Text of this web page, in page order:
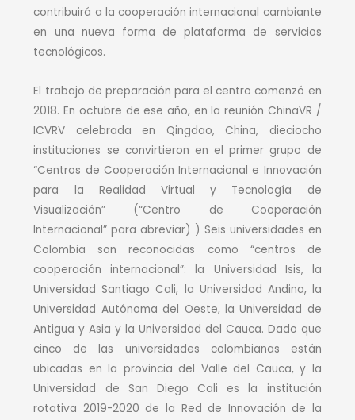
contribuirá a la cooperación internacional cambiante
en una nueva forma de plataforma de servicios
tecnológicos.
El trabajo de preparación para el centro comenzó en
2018. En octubre de ese año, en la reunión ChinaVR /
ICVRV celebrada en Qingdao, China, dieciocho
instituciones se convirtieron en el primer grupo de
“Centros de Cooperación Internacional e Innovación
para la Realidad Virtual y Tecnología de
Visualización” (“Centro de Cooperación
Internacional” para abreviar) ) Seis universidades en
Colombia son reconocidas como “centros de
cooperación internacional”: la Universidad Isis, la
Universidad Santiago Cali, la Universidad Andina, la
Universidad Autónoma del Oeste, la Universidad de
Antigua y Asia y la Universidad del Cauca. Dado que
cinco de las universidades colombianas están
ubicadas en la provincia del Valle del Cauca, y la
Universidad de San Diego Cali es la institución
rotativa 2019-2020 de la Red de Innovación de la